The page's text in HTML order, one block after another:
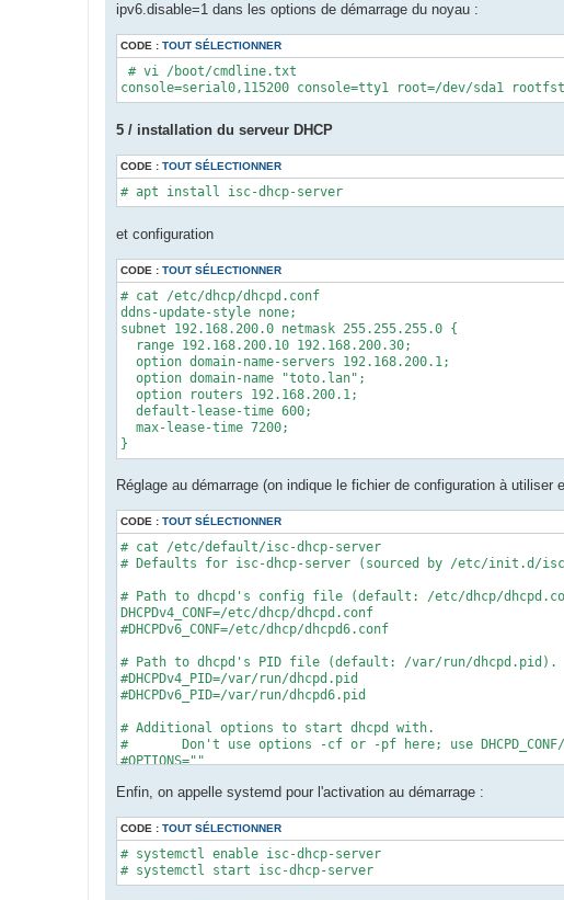
ipv6.disable=1 dans les options de démarrage du noyau :
CODE : TOUT SÉLECTIONNER
# vi /boot/cmdline.txt
console=serial0,115200 console=tty1 root=/dev/sda1
5 / installation du serveur DHCP
CODE : TOUT SÉLECTIONNER
# apt install isc-dhcp-server
et configuration
CODE : TOUT SÉLECTIONNER
# cat /etc/dhcp/dhcpd.conf
ddns-update-style none;
subnet 192.168.200.0 netmask 255.255.255.0 {
  range 192.168.200.10 192.168.200.30;
  option domain-name-servers 192.168.200.1;
  option domain-name "toto.lan";
  option routers 192.168.200.1;
  default-lease-time 600;
  max-lease-time 7200;
}
Réglage au démarrage (on indique le fichier de configuration à utiliser
CODE : TOUT SÉLECTIONNER
# cat /etc/default/isc-dhcp-server
# Defaults for isc-dhcp-server (sourced by /etc/init.d/
# Path to dhcpd's config file (default: /etc/dhcp/
DHCPDv4_CONF=/etc/dhcp/dhcpd.conf
#DHCPDv6_CONF=/etc/dhcp/dhcpd6.conf
# Path to dhcpd's PID file (default: /var/run/dhcpd.pid).
#DHCPDv4_PID=/var/run/dhcpd.pid
#DHCPDv6_PID=/var/run/dhcpd6.pid
# Additional options to start dhcpd with.
#	Don't use options -cf or -pf here; use DHCPD_CONF/ DHCPD_PID instead
#OPTIONS=""
# On what interfaces should the DHCP server (dhcpd) serve
INTERFACESv4="br0"
INTERFACESv6=""
Enfin, on appelle systemd pour l'activation au démarrage :
CODE : TOUT SÉLECTIONNER
# systemctl enable isc-dhcp-server
# systemctl start isc-dhcp-server